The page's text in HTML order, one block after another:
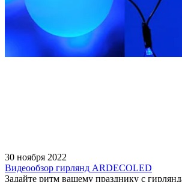
30 ноября 2022
Видеообзор гирлянд ARDECOLED
Задайте ритм вашему празднику с